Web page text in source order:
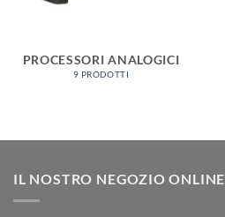
PROCESSORI ANALOGICI
9 PRODOTTI
IL NOSTRO NEGOZIO ONLINE